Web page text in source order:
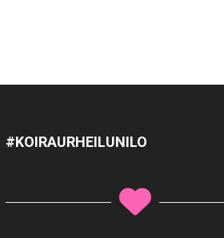
#KOIRAURHEILUNILO